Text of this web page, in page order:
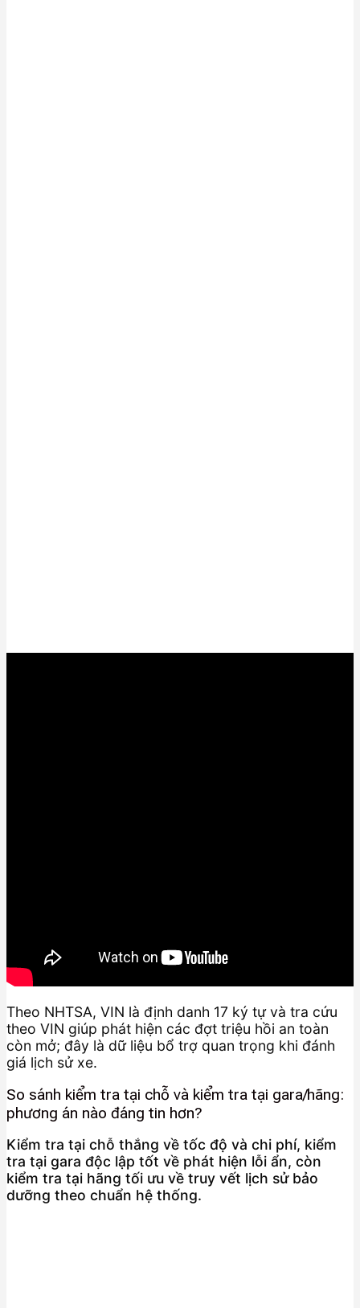
Theo NHTSA, VIN là định danh 17 ký tự và tra cứu
theo VIN giúp phát hiện các đợt triệu hồi an toàn
còn mở; đây là dữ liệu bổ trợ quan trọng khi đánh
giá lịch sử xe.
So sánh kiểm tra tại chỗ và kiểm tra tại gara/hãng:
phương án nào đáng tin hơn?
Kiểm tra tại chỗ thắng về tốc độ và chi phí, kiểm
tra tại gara độc lập tốt về phát hiện lỗi ẩn, còn
kiểm tra tại hãng tối ưu về truy vết lịch sử bảo
dưỡng theo chuẩn hệ thống.